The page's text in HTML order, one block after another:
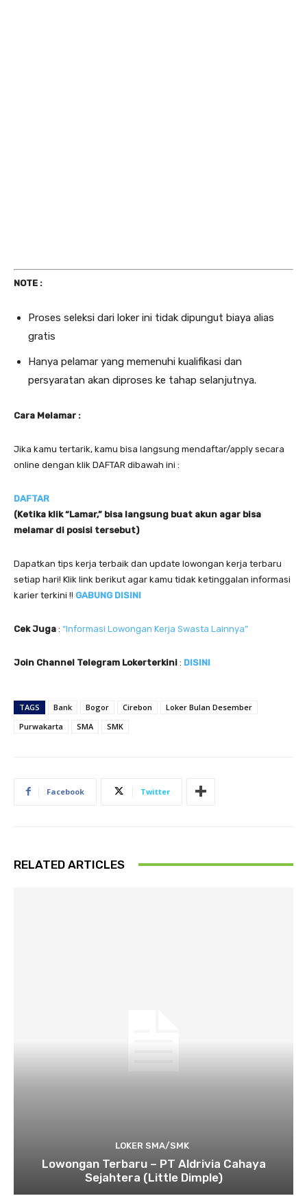
NOTE :
Proses seleksi dari loker ini tidak dipungut biaya alias
gratis
Hanya pelamar yang memenuhi kualifikasi dan
persyaratan akan diproses ke tahap selanjutnya.
Cara Melamar :
Jika kamu tertarik, kamu bisa langsung mendaftar/apply secara
online dengan klik DAFTAR dibawah ini :
DAFTAR
(Ketika klik “Lamar,” bisa langsung buat akun agar bisa
melamar di posisi tersebut)
Dapatkan tips kerja terbaik dan update lowongan kerja terbaru
setiap hari! Klik link berikut agar kamu tidak ketinggalan informasi
karier terkini !! GABUNG DISINI
Cek Juga : “Informasi Lowongan Kerja Swasta Lainnya”
Join Channel Telegram Lokerterkini : DISINI
TAGS Bank Bogor Cirebon
Loker Bulan Desember
Purwakarta
SMA SMK
Facebook Twitter
RELATED ARTICLES
LOKER SMA/SMK
Lowongan Terbaru – PT Aldrivia Cahaya
Sejahtera (Little Dimple)